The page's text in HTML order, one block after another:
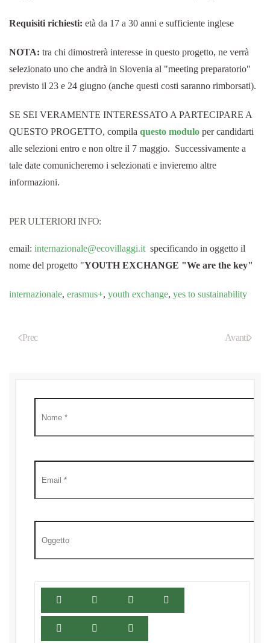
Requisiti richiesti: età da 17 a 30 anni e sufficiente inglese
NOTA: tra chi dimostrerà interesse in questo progetto, ne verrà
selezionato uno che andrà in Slovenia al "meeting preparatorio"
previsto il 23 e 24 giugno (anche questi costi saranno rimborsati).
SE SEI VERAMENTE INTERESSATO A PARTECIPARE A
QUESTO PROGETTO, compila questo modulo per candidarti
alle selezioni entro e non oltre il 7 maggio. Successivamente a
tale date comunicheremo i selezionati e invieremo altre
informazioni.
PER ULTERIORI INFO:
email: internazionale@ecovillaggi.it specificando in oggetto il
nome del progetto "YOUTH EXCHANGE "We are the key"
internazionale, erasmus+, youth exchange, yes to sustainability
Prec Avanti